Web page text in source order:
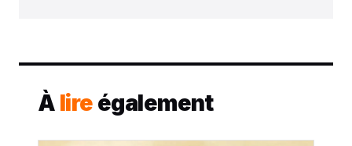
À lire également